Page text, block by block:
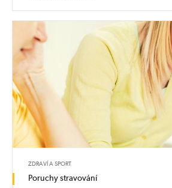
ZDRAVÍ A SPORT
Poruchy stravování